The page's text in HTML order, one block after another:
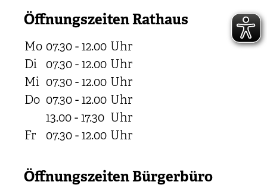
Öffnungszeiten Rathaus
Mo 07.30 - 12.00 Uhr
Di
07.30 - 12.00 Uhr
Mi 07.30 - 12.00 Uhr
Do 07.30 - 12.00 Uhr
13.00 - 17.30 Uhr
Fr
07.30 - 12.00 Uhr
Öffnungszeiten Bürgerbüro